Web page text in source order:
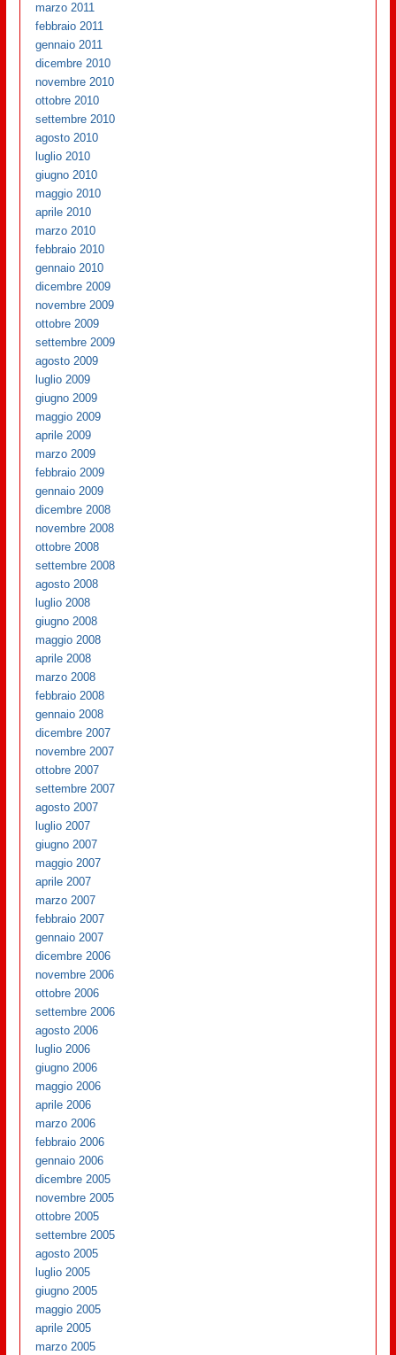
marzo 2011
febbraio 2011
gennaio 2011
dicembre 2010
novembre 2010
ottobre 2010
settembre 2010
agosto 2010
luglio 2010
giugno 2010
maggio 2010
aprile 2010
marzo 2010
febbraio 2010
gennaio 2010
dicembre 2009
novembre 2009
ottobre 2009
settembre 2009
agosto 2009
luglio 2009
giugno 2009
maggio 2009
aprile 2009
marzo 2009
febbraio 2009
gennaio 2009
dicembre 2008
novembre 2008
ottobre 2008
settembre 2008
agosto 2008
luglio 2008
giugno 2008
maggio 2008
aprile 2008
marzo 2008
febbraio 2008
gennaio 2008
dicembre 2007
novembre 2007
ottobre 2007
settembre 2007
agosto 2007
luglio 2007
giugno 2007
maggio 2007
aprile 2007
marzo 2007
febbraio 2007
gennaio 2007
dicembre 2006
novembre 2006
ottobre 2006
settembre 2006
agosto 2006
luglio 2006
giugno 2006
maggio 2006
aprile 2006
marzo 2006
febbraio 2006
gennaio 2006
dicembre 2005
novembre 2005
ottobre 2005
settembre 2005
agosto 2005
luglio 2005
giugno 2005
maggio 2005
aprile 2005
marzo 2005